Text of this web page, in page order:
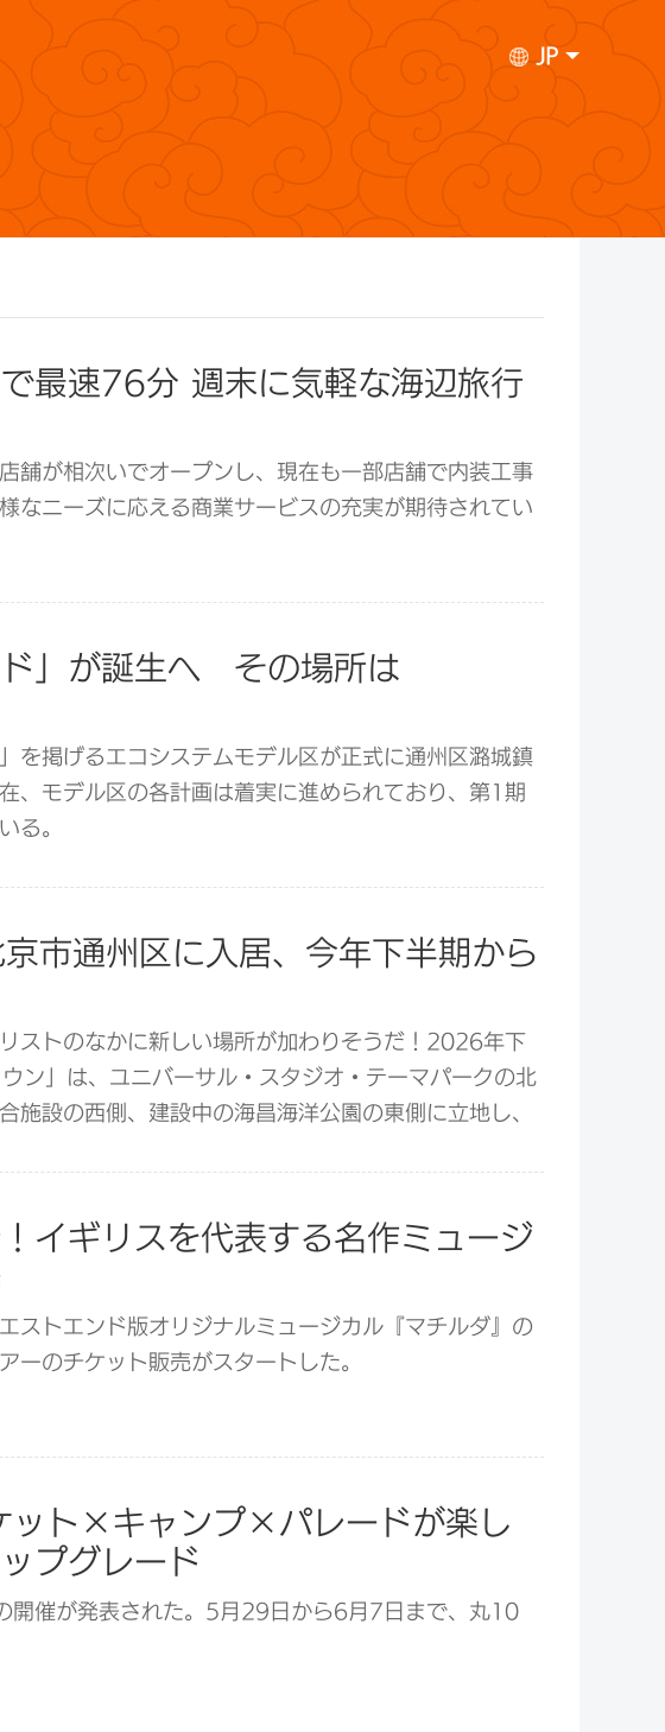
JP
最速76分 週末に気軽な海辺旅行
舗が相次いでオープンし、現在も一部店舗で内装工事
なニーズに応える商業サービスの充実が期待されてい
」が誕生へ その場所は
を掲げるエコシステムモデル区が正式に通州区潞城鎮
、モデル区の各計画は着実に進められており、第1期
る。
京市通州区に入居、今年下半期から
ストのなかに新しい場所が加わりそうだ！2026年下
ン」は、ユニバーサル・スタジオ・テーマパークの北
設の西側、建設中の海昌海洋公園の東側に立地し、
イギリスを代表する名作ミュージ
ストエンド版オリジナルミュージカル『マチルダ』の
のチケット販売がスタートした。
ット×キャンプ×パレードが楽し
プグレード
開催が発表された。5月29日から6月7日まで、丸10